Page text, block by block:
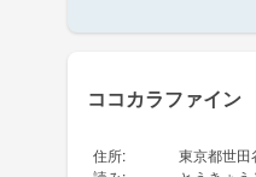
ココカラファイ
住所:
東京都世田